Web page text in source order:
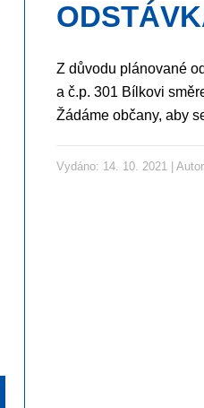
Z důvodu plánované
a č.p. 301 Bílkovi
Žádáme občany, aby
Vydáno: 14. 10. 2021 |